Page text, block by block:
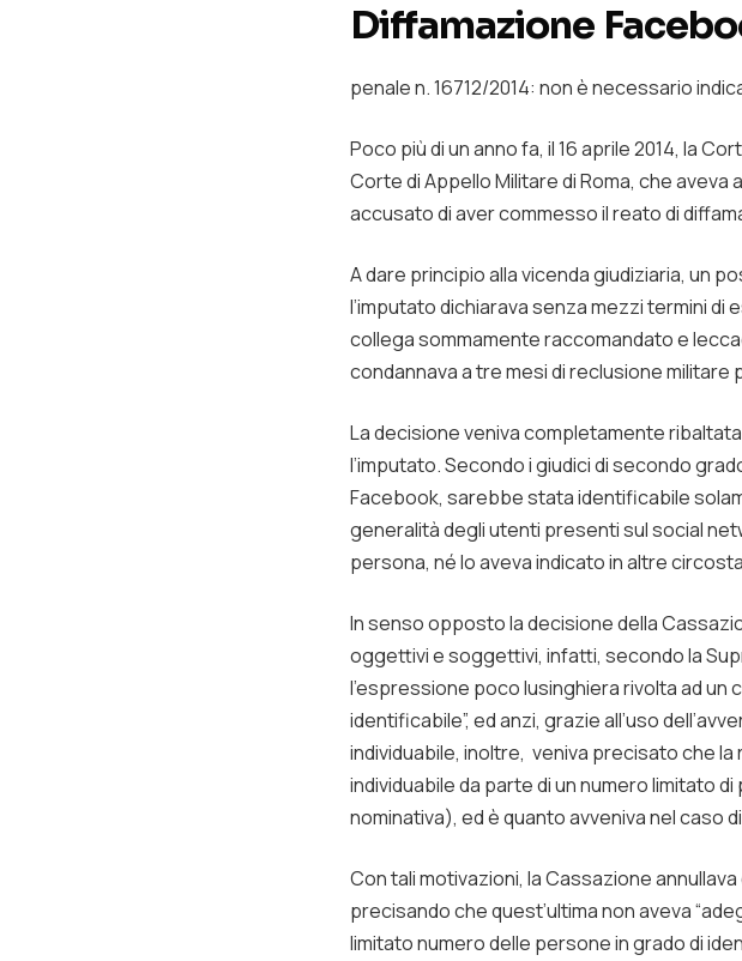
Diffamazione
penale n. 16712/2014: non è necessario
Poco più di un anno fa, il 16 aprile 2014, la
Corte di Appello Militare di Roma, che aveva
accusato di aver commesso il reato di
A dare principio alla vicenda giudiziaria, un
l’imputato dichiarava senza mezzi termini
collega sommamente raccomandato e
condannava a tre mesi di reclusione
La decisione veniva completamente
l’imputato. Secondo i giudici di secondo
Facebook, sarebbe stata identificabile
generalità degli utenti presenti sul social
persona, né lo aveva indicato in altre
In senso opposto la decisione della
oggettivi e soggettivi, infatti, secondo la
l’espressione poco lusinghiera rivolta ad
identificabile”, ed anzi, grazie all’uso
individuabile, inoltre, veniva precisato che
individuabile da parte di un numero limitato
nominativa), ed è quanto avveniva nel caso
Con tali motivazioni, la Cassazione
precisando che quest’ultima non aveva
limitato numero delle persone in grado di